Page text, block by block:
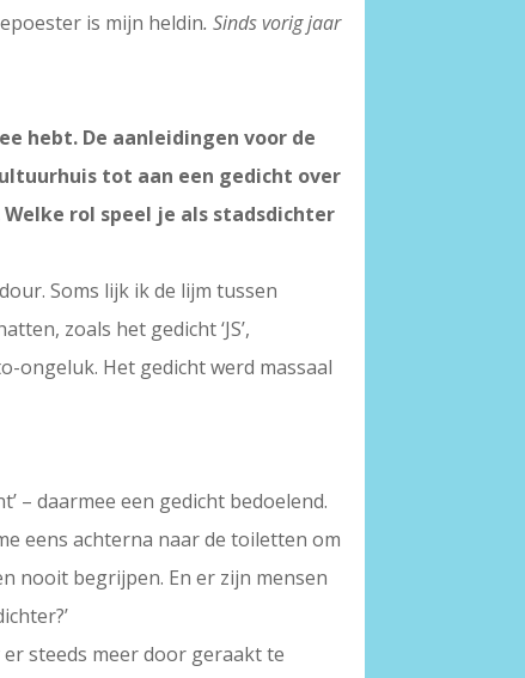
is mijn heldin. Sinds vorig jaar
hebt. De aanleidingen voor de
tot aan een gedicht over
rol speel je als stadsdichter
Soms lijk ik de lijm tussen
zoals het gedicht ‘JS’,
ongeluk. Het gedicht werd massaal
– daarmee een gedicht bedoelend.
eens achterna naar de toiletten om
nooit begrijpen. En er zijn mensen
steeds meer door geraakt te